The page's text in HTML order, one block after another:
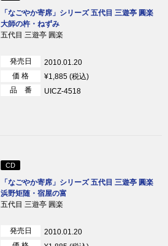
「なごやか寄席」シリーズ 五代目 三遊亭 圓楽
大師の杵・ねずみ
五代目 三遊亭 圓楽
発売日
2010.01.20
価 格
¥1,885 (税込)
品 番
UICZ-4518
CD
「なごやか寄席」シリーズ 五代目 三遊亭 圓楽
浜野矩随・宿屋の富
五代目 三遊亭 圓楽
発売日
2010.01.20